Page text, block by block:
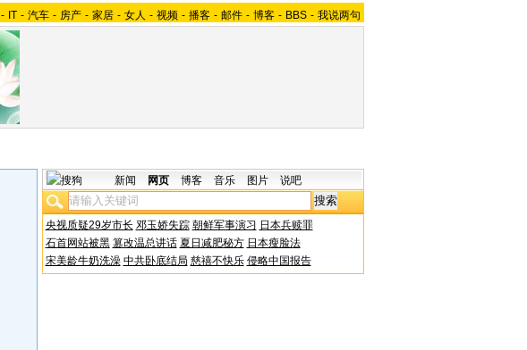
- IT - 汽车 - 房产 - 家居 - 女人 - 视频 - 播客 - 邮件 - 博客 - BBS - 我说两句
新闻 网页 博客 音乐 图片 说吧
央视质疑29岁市长 邓玉娇失踪 朝鲜军事演习 日本兵赎罪
石首网站被黑 篡改温总讲话 夏日减肥秘方 日本瘦脸法
宋美龄牛奶洗澡 中共卧底结局 慈禧不快乐 侵略中国报告